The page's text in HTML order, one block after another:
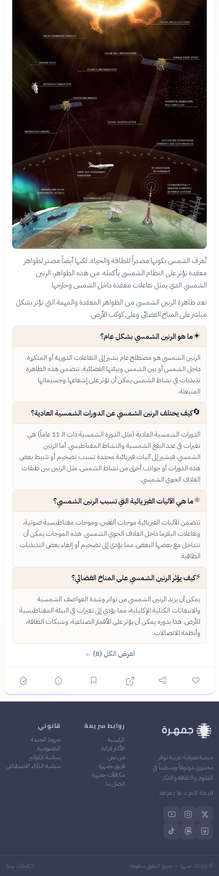
تُعرف الشمس بكونها مصدراً للطاقة والحياة، لكنها أيضاً مصدر لظواهر
معقدة تؤثر على النظام الشمسي بأكمله. من هذه الظواهر، الرنين
الشمسي الذي يمثل تفاعلات معقدة داخل الشمس وخارجها.
تعد ظاهرة الرنين الشمسي من الظواهر المعقدة والمهمة التي تؤثر بشكل
مباشر على المناخ الفضائي وعلى كوكب الأرض.
☀️ما هو الرنين الشمسي بشكل عام؟
الرنين الشمسي هو مصطلح عام يشير إلى التفاعلات الدورية أو المتكررة
داخل الشمس أو بين الشمس وبيئتها الفضائية. تتضمن هذه الظاهرة
تذبذبات في نشاط الشمس يمكن أن تؤثر على إشعاعها وجسيماتها
المنبعثة.
🔄كيف يختلف الرنين الشمسي عن الدورات الشمسية العادية؟
الدورات الشمسية العادية (مثل الدورة الشمسية ذات الـ 11 عاماً) هي
تغيرات في عدد البقع الشمسية والنشاط المغناطيسي. أما الرنين
الشمسي، فيشير إلى آليات فيزيائية محددة تسبب تضخيم أو تثبيط بعض
هذه الدورات أو جوانب أخرى من نشاط الشمس، مثل الرنين بين طبقات
الغلاف الجوي الشمسي.
⚛️ما هي الآليات الفيزيائية التي تسبب الرنين الشمسي؟
تتضمن الآليات الفيزيائية موجات ألففين، وموجات مغناطيسية صوتية،
وتفاعلات البلازما داخل الغلاف الجوي الشمسي. هذه الموجات يمكن أن
تتداخل مع بعضها البعض، مما يؤدي إلى تضخيم أو إلغاء بعض التذبذبات
الطاقية.
⚡كيف يؤثر الرنين الشمسي على المناخ الفضائي؟
يمكن أن يزيد الرنين الشمسي من تواتر وشدة العواصف الشمسية
والانبعاثات الكتلية الإكليلية، مما يؤدي إلى تغيرات في البيئة المغناطيسية
للأرض. هذا بدوره يمكن أن يؤثر على الأقمار الصناعية، وشبكات الطاقة،
وأنظمة الاتصالات.
اعرض الكل (8) ←
منصة معرفية عربية توفر
محتوى موثوقاً ومنظماً في
العلوم والثقافة والفكر
قيمة المرء ما يعرفه
روابط سريعة
الرئيسية
الأكثر قراءة
من نحن
فريق جمهرة
مكافآت جمهرة
اتصل بنا
قانوني
شروط الخدمة
الخصوصية
سياسة الكوكيز
سياسة الذكاء الاصطناعي
©
2026 جمهرة — جميع الحقوق محفوظة مُحدَّث يوميًا